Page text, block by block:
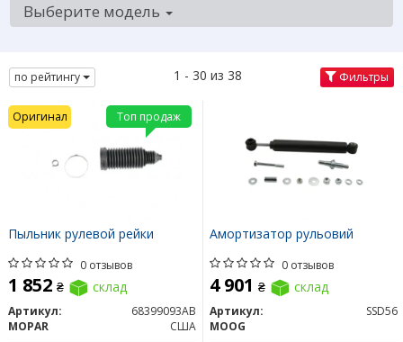
Выберите модель
по рейтингу 1 - 30 из 38 Фильтры
Пыльник рулевой рейки
0 отзывов
1 852 ₴ склад
Артикул:
68399093AB
MOPAR
США
Топ продаж
Оригинал
Амортизатор рульовий
0 отзывов
4 901 ₴ склад
Артикул:
SSD56
MOOG